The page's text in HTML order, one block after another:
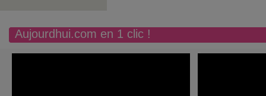
Aujourdhui.com en 1 clic !